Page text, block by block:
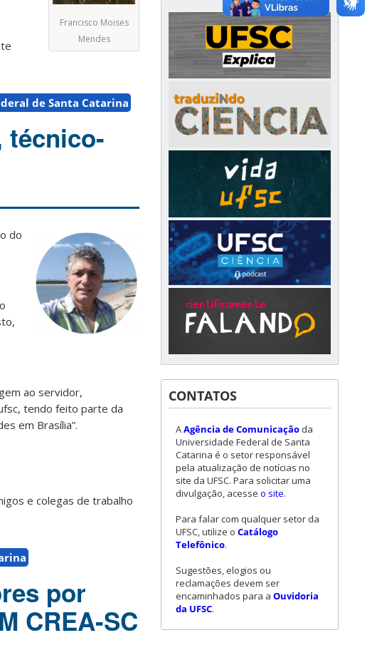
Francisco Moises
Mendes
de Santa Catarina
técnico-
do
ao servidor,
tendo feito parte da
em Brasília”.
e colegas de trabalho
por
CREA-SC
CONTATOS
AAgência de Comunicação da
Universidade Federal de Santa
Catarina é o setor responsável
pela atualização de notícias no
site da UFSC. Para solicitar uma
divulgação, acesse o site.
Para falar com qualquer setor da
UFSC, utilize o Catálogo
Telefônico.
Sugestões, elogios ou
reclamações devem ser
encaminhados para a Ouvidoria
da UFSC.